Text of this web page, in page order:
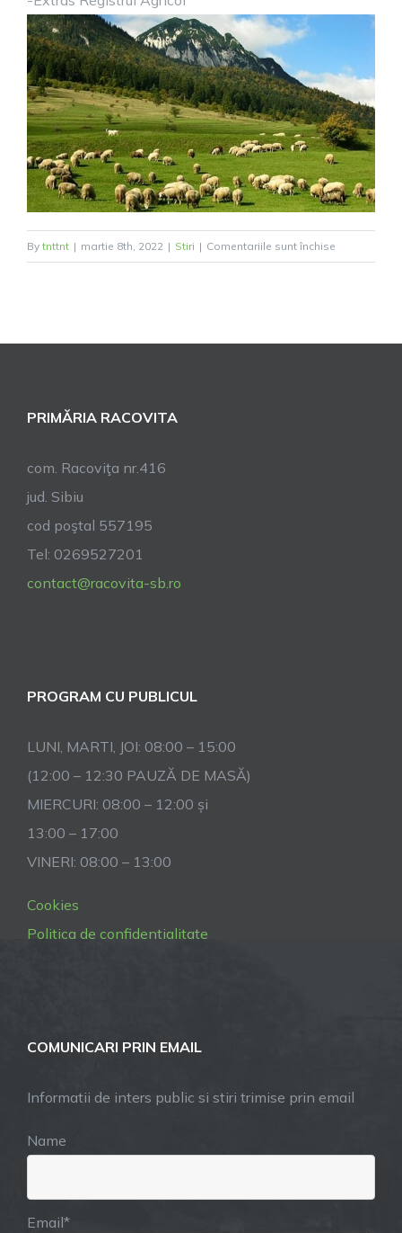
By tnttnt | martie 8th, 2022 | Stiri | Comentariile sunt închise
ANUNȚ
PRIMĂRIA RACOVITA
com. Racoviţa nr.416
jud. Sibiu
cod poştal 557195
Tel: 0269527201
contact@racovita-sb.ro
PROGRAM CU PUBLICUL
LUNI, MARTI, JOI: 08:00 – 15:00
(12:00 – 12:30 PAUZĂ DE MASĂ)
MIERCURI: 08:00 – 12:00 și
13:00 – 17:00
VINERI: 08:00 – 13:00
Cookies
Politica de confidentialitate
COMUNICARI PRIN EMAIL
Informatii de inters public si stiri trimise prin email
Name
Email*